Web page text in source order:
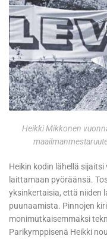
Heikki Mikkonen
Heikin kodin lähellä
laittamaan pyöräänsä.
yksinkertaisia, että niiden
puunaamista. Pinnojen
monimutkaisemmaksi
Parikymppisenä Heikki